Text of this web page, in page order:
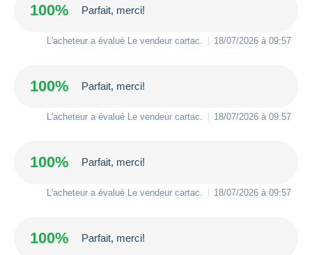
100% Parfait, merci!
L'acheteur a évalué Le vendeur cartac 18/07/2026 à 09:57
100% Parfait, merci!
L'acheteur a évalué Le vendeur cartac 18/07/2026 à 09:57
100% Parfait, merci!
L'acheteur a évalué Le vendeur cartac 18/07/2026 à 09:57
100% Parfait, merci!